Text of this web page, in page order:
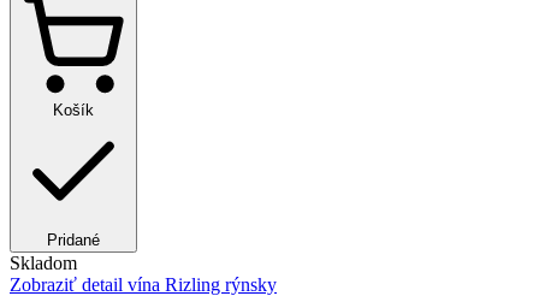
Košík
Pridané
Skladom
Zobraziť detail vína Rizling rýnsky